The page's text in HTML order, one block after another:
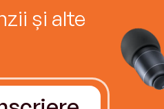
și alte